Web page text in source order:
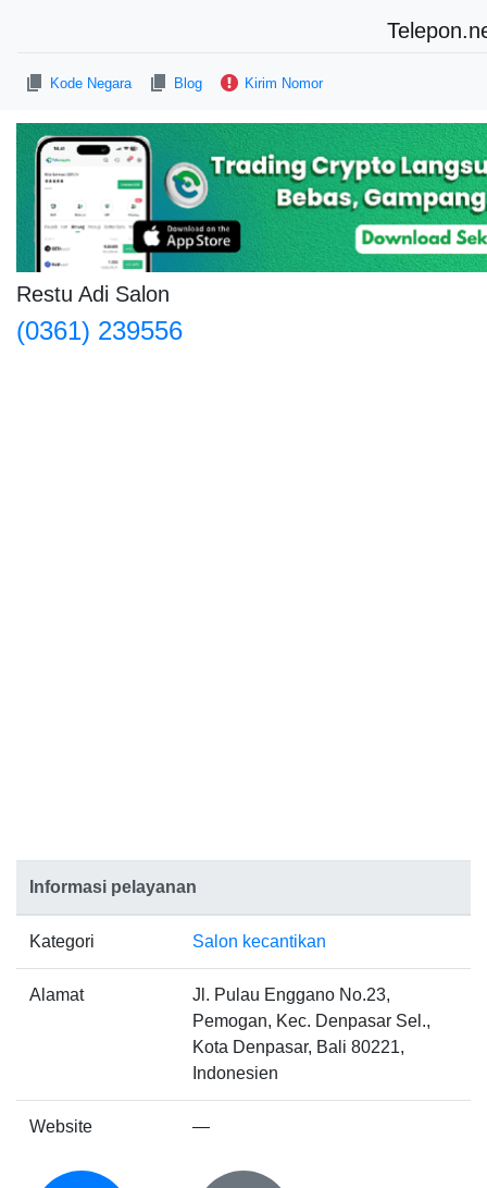
Kode Negara Blog Kirim Nomor
Restu Adi Salon
(0361) 239556
Informasi pelayanan
Kategori Salon kecantikan
Alamat
Jl. Pulau Enggano No.23,
Pemogan, Kec. Denpasar Sel.,
Kota Denpasar, Bali 80221,
Indonesien
Website —